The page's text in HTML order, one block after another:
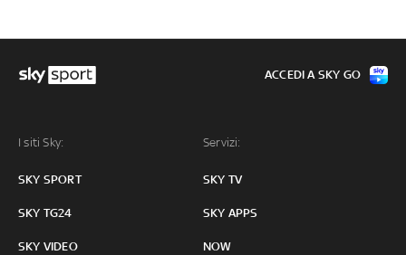
I siti Sky:
SKY SPORT
SKY TG24
SKY VIDEO
Servizi:
SKY TV
SKY APPS
NOW
ACCEDI A SKY GO